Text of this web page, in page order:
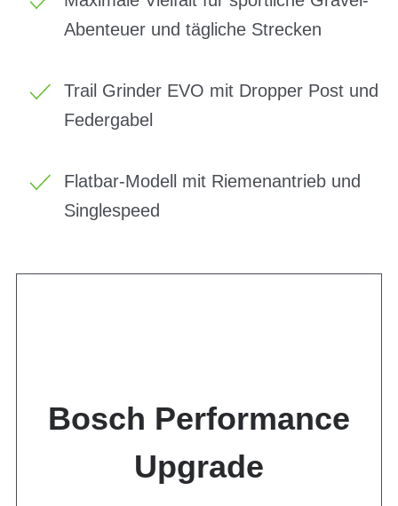
Abenteuer und tägliche Strecken
Trail Grinder EVO mit Dropper Post und
Federgabel
Flatbar-Modell mit Riemenantrieb und
Singlespeed
Bosch Performance
Upgrade